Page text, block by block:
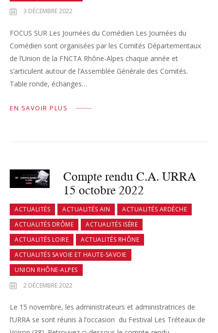
3 DÉCEMBRE 2022
FOCUS SUR Les Journées du Comédien Les Journées du
Comédien sont organisées par les Comités Départementaux
de l’Union de la FNCTA Rhône-Alpes chaque année et
s’articulent autour de l’Assemblée Générale des Comités.
Table ronde, échanges…
EN SAVOIR PLUS
Compte rendu C.A. URRA
15 octobre 2022
ACTUALITÉS ACTUALITÉS AIN
ACTUALITÉS ARDÈCHE
ACTUALITÉS DRÔME
ACTUALITÉS ISÈRE
ACTUALITÉS LOIRE
ACTUALITÉS RHÔNE
ACTUALITÉS SAVOIE ET HAUTE-SAVOIE
UNION RHÔNE-ALPES
2 DÉCEMBRE 2022
Le 15 novembre, les administrateurs et administratrices de
l’URRA se sont réunis à l’occasion du Festival Les Tréteaux de